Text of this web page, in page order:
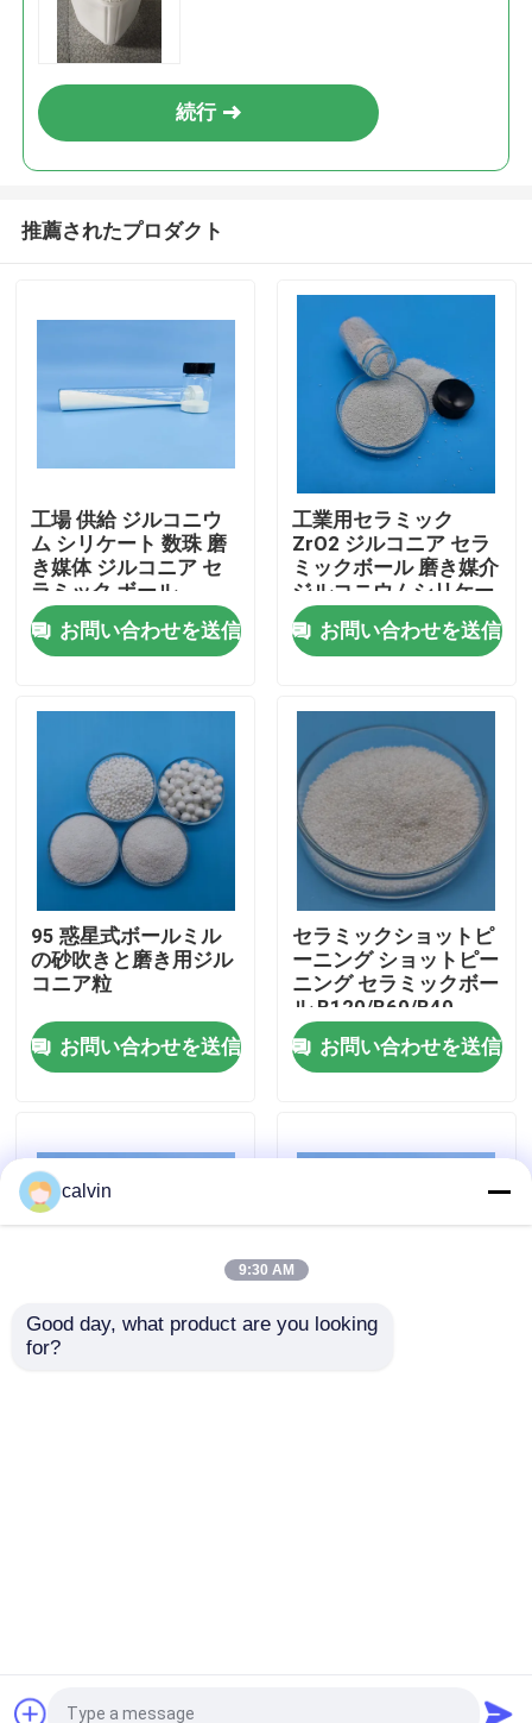
製品
企業情報
品質管理
お問い合わせ
見積依頼
陶磁器の発破媒体
陶磁器の発破研摩剤
ジルコニアの粉砕媒体
カーボランダムの炭化ケイ素
続行
推薦されたプロダクト
工場 供給 ジルコニウ
ム シリケート 数珠 磨
き媒体 ジルコニア セ
ラミック ボール
お問い合わせを送信
工業用セラミック
ZrO2 ジルコニア セラ
ミックボール 磨き媒介
ジルコニウムシリケー
トビーズ
お問い合わせを送信
95 惑星式ボールミル
の砂吹きと磨き用ジル
コニア粒
お問い合わせを送信
セラミックショットピ
ーニング ショットピー
ニング セラミックボー
ル B120/B60/B40
お問い合わせを送信
セラミック・ショッ
China Changsha Fine-Tech Ceramic Co., Ltd.. All
calvin
9:30 AM
Good day, what product are you looking
for?